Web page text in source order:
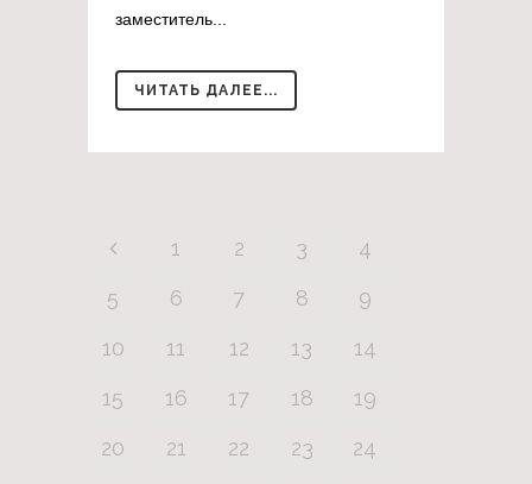
заместитель...
ЧИТАТЬ ДАЛЕЕ...
1 2 3
4
5
6 7 8
9
10
11 12 13
14
15
16 17 18
19
20
21 22 23
24